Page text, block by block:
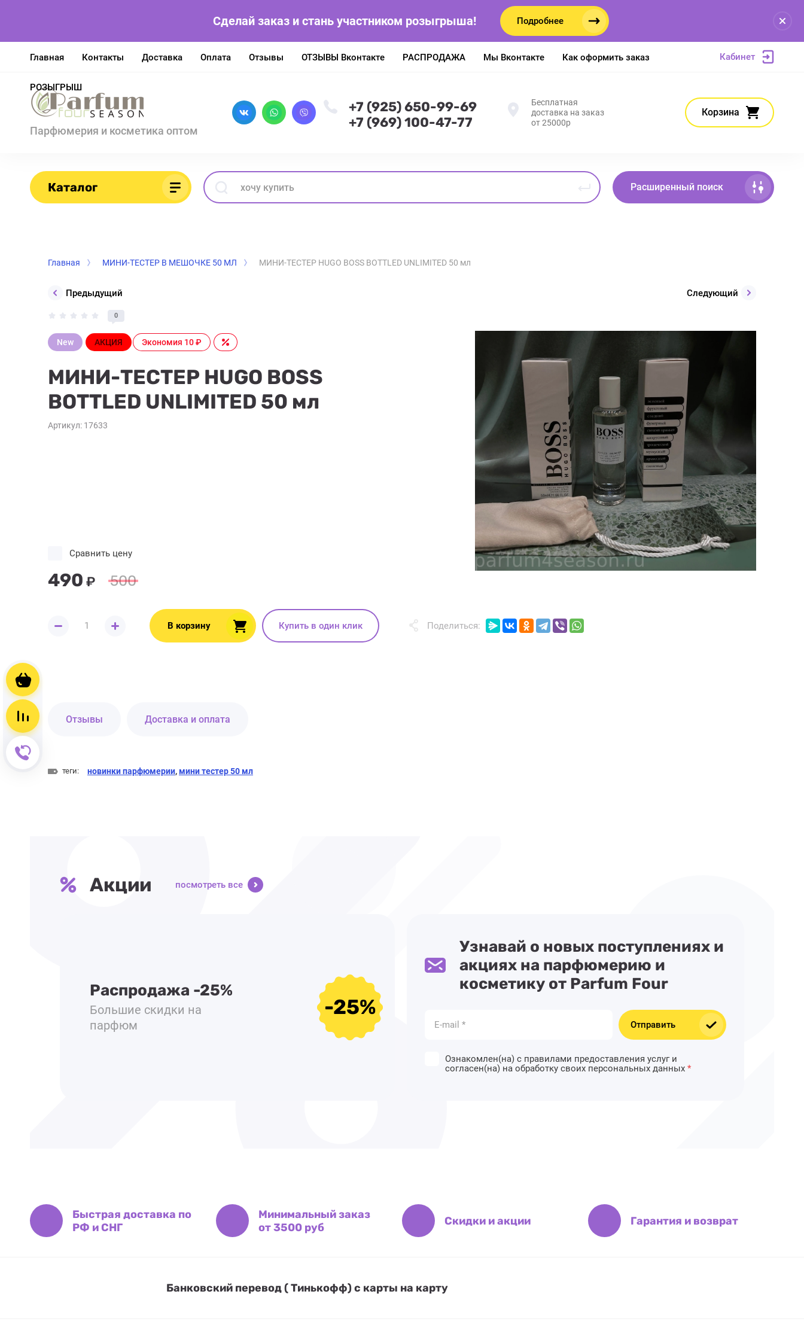
Сравнение пусто
Сделай заказ и стань участником розыгрыша! Подробнее
Главная Контакты Доставка Оплата Отзывы ОТЗЫВЫ Вконтакте РАСПРОДАЖА Мы Вконтакте Как оформить заказ
РОЗЫГРЫШ
Кабинет
Парфюмерия и косметика оптом
+7 (925) 650-99-69
+7 (969) 100-47-77
Бесплатная
доставка на заказ
от 25000р
Корзина
Каталог Расширенный поиск
Главная МИНИ-ТЕСТЕР В МЕШОЧКЕ 50 МЛ МИНИ-ТЕСТЕР HUGO BOSS BOTTLED UNLIMITED 50 мл
Предыдущий Следующий
0
New АКЦИЯ Экономия 10 ₽
МИНИ-ТЕСТЕР HUGO BOSS
BOTTLED UNLIMITED 50 мл
Артикул: 17633
500
490 ₽
Сравнить цену
В корзину Купить в один клик Поделиться:
Отзывы Доставка и оплата
теги: новинки парфюмерии, мини тестер 50 мл
Акции посмотреть все
Распродажа -25%
Большие скидки на
парфюм
-25%
Узнавай о новых поступлениях и
акциях на парфюмерию и
косметику от Parfum Four
Ознакомлен(на) с правилами предоставления услуг и
согласен(на) на обработку своих персональных данных *
Отправить
Быстрая доставка по
РФ и СНГ
Минимальный заказ
от 3500 руб
Скидки и акции Гарантия и возврат
Банковский перевод ( Тинькофф) с карты на карту